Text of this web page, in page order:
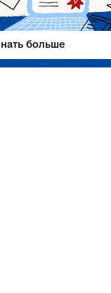
больше